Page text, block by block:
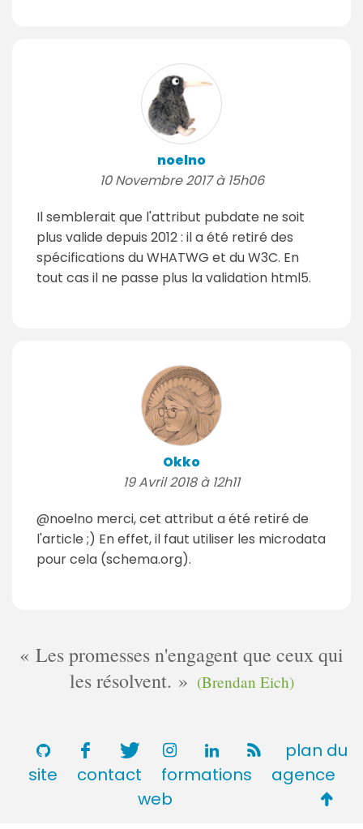
noelno
10 Novembre 2017 à 15h06
Il semblerait que l'attribut pubdate ne soit
plus valide depuis 2012 : il a été retiré des
spécifications du WHATWG et du W3C. En
tout cas il ne passe plus la validation html5.
Okko
19 Avril 2018 à 12h11
@noelno merci, cet attribut a été retiré de
l'article ;) En effet, il faut utiliser les microdata
pour cela (schema.org).
Les promesses n'engagent que ceux qui
les résolvent.
(Brendan Eich)
plan du
site
contact formations
agence
web